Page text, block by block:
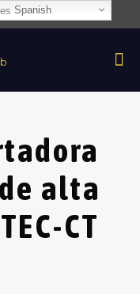
intec@intectrade.co
alta
CT
Spanish